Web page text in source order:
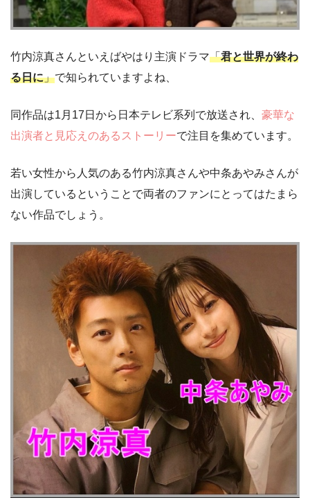
竹内涼真さんといえばやはり主演ドラマ「君と世界が終わ
る日に」で知られていますよね、
同作品は1月17日から日本テレビ系列で放送され、 豪華な
出演者と見応えのあるストーリーで注目を集めています。
若い女性から人気のある竹内涼真さんや中条あやみさんが
出演しているということで両者のファンにとってはたまら
ない作品でしょう。